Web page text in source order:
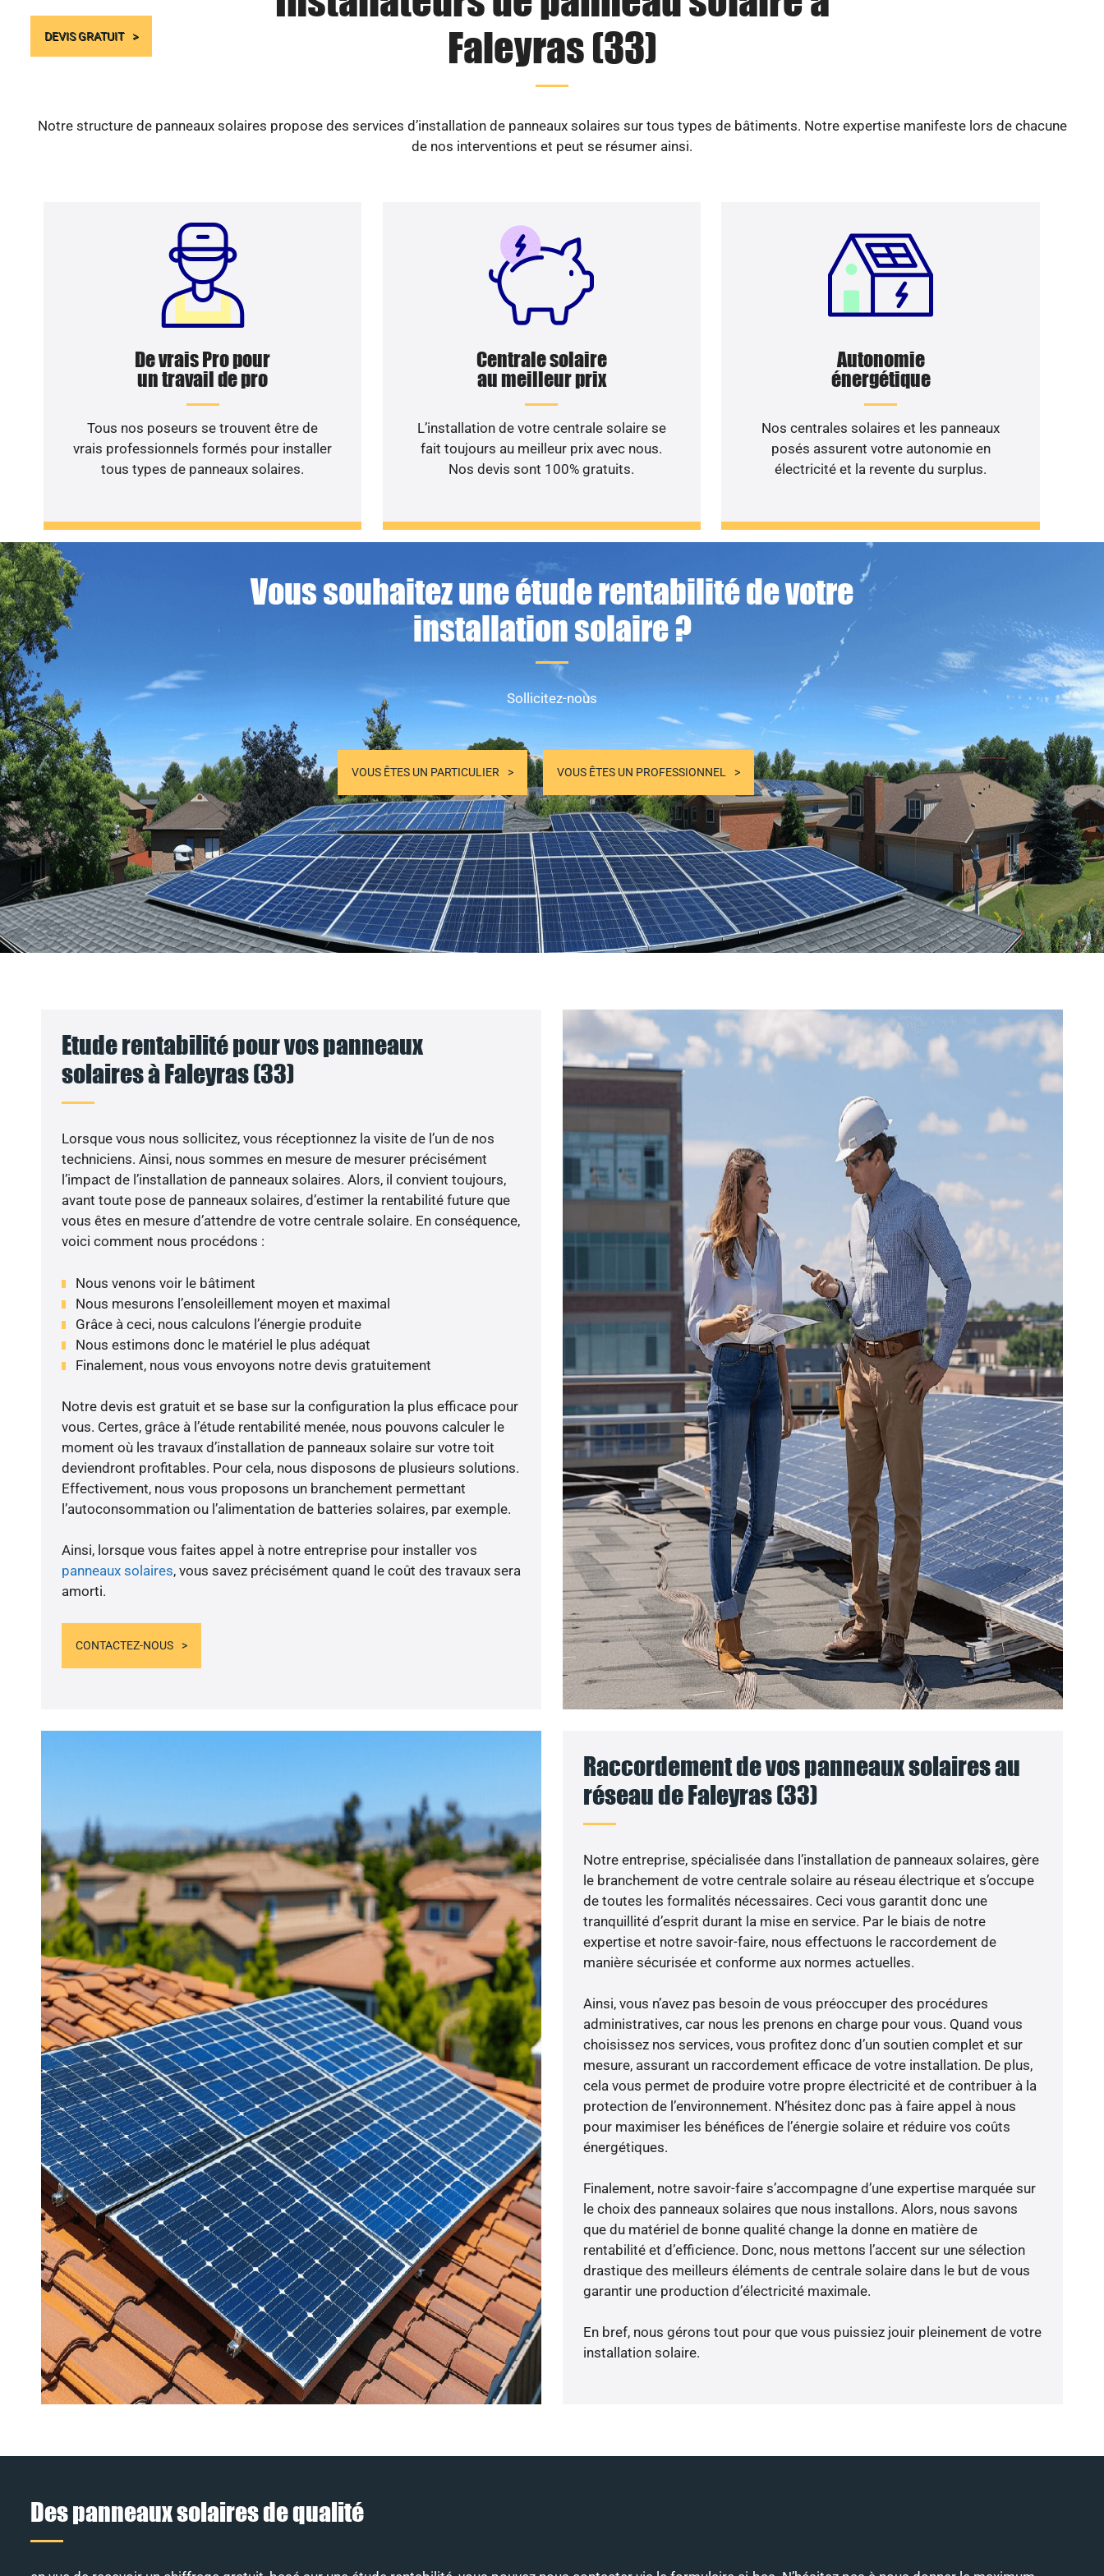
DEVIS GRATUIT
Faleyras (33)
Notre structure de panneaux solaires propose des services d’installation de panneaux solaires sur tous types de bâtiments. Notre expertise manifeste lors de chacune
de nos interventions et peut se résumer ainsi.
De vrais Pro pour
un travail de pro
Tous nos poseurs se trouvent être de
vrais professionnels formés pour installer
tous types de panneaux solaires.
Centrale solaire
au meilleur prix
L’installation de votre centrale solaire se
fait toujours au meilleur prix avec nous.
Nos devis sont 100% gratuits.
Autonomie
énergétique
Nos centrales solaires et les panneaux
posés assurent votre autonomie en
électricité et la revente du surplus.
Vous souhaitez une étude rentabilité de votre
installation solaire ?
Sollicitez-nous
VOUS ÊTES UN PARTICULIER VOUS ÊTES UN PROFESSIONNEL
Etude rentabilité pour vos panneaux
solaires à Faleyras (33)
Lorsque vous nous sollicitez, vous réceptionnez la visite de l’un de nos
techniciens. Ainsi, nous sommes en mesure de mesurer précisément
l’impact de l’installation de panneaux solaires. Alors, il convient toujours,
avant toute pose de panneaux solaires, d’estimer la rentabilité future que
vous êtes en mesure d’attendre de votre centrale solaire. En conséquence,
voici comment nous procédons :
Nous venons voir le bâtiment
Nous mesurons l’ensoleillement moyen et maximal
Grâce à ceci, nous calculons l’énergie produite
Nous estimons donc le matériel le plus adéquat
Finalement, nous vous envoyons notre devis gratuitement
Notre devis est gratuit et se base sur la configuration la plus efficace pour
vous. Certes, grâce à l’étude rentabilité menée, nous pouvons calculer le
moment où les travaux d’installation de panneaux solaire sur votre toit
deviendront profitables. Pour cela, nous disposons de plusieurs solutions.
Effectivement, nous vous proposons un branchement permettant
l’autoconsommation ou l’alimentation de batteries solaires, par exemple.
Ainsi, lorsque vous faites appel à notre entreprise pour installer vos
panneaux solaires, vous savez précisément quand le coût des travaux sera
amorti.
CONTACTEZ-NOUS
Raccordement de vos panneaux solaires au
réseau de Faleyras (33)
Notre entreprise, spécialisée dans l’installation de panneaux solaires, gère
le branchement de votre centrale solaire au réseau électrique et s’occupe
de toutes les formalités nécessaires. Ceci vous garantit donc une
tranquillité d’esprit durant la mise en service. Par le biais de notre
expertise et notre savoir-faire, nous effectuons le raccordement de
manière sécurisée et conforme aux normes actuelles.
Ainsi, vous n’avez pas besoin de vous préoccuper des procédures
administratives, car nous les prenons en charge pour vous. Quand vous
choisissez nos services, vous profitez donc d’un soutien complet et sur
mesure, assurant un raccordement efficace de votre installation. De plus,
cela vous permet de produire votre propre électricité et de contribuer à la
protection de l’environnement. N’hésitez donc pas à faire appel à nous
pour maximiser les bénéfices de l’énergie solaire et réduire vos coûts
énergétiques.
Finalement, notre savoir-faire s’accompagne d’une expertise marquée sur
le choix des panneaux solaires que nous installons. Alors, nous savons
que du matériel de bonne qualité change la donne en matière de
rentabilité et d’efficience. Donc, nous mettons l’accent sur une sélection
drastique des meilleurs éléments de centrale solaire dans le but de vous
garantir une production d’électricité maximale.
En bref, nous gérons tout pour que vous puissiez jouir pleinement de votre
installation solaire.
Des panneaux solaires de qualité